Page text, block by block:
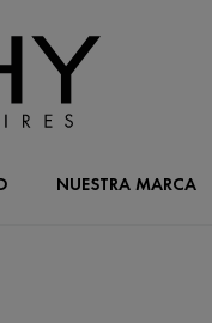
NUESTRA MARCA